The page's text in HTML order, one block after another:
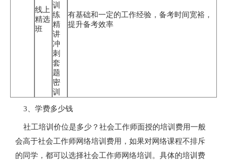
线上
精选
班
训
练
精
讲
冲
刺
套
题
密
训
有基础和一定的工作经验，备考时间宽裕，
提升备考效率
3、学费多少钱
社工培训价位是多少？社会工作师面授的培训费用一般
会高于社会工作师网络培训费用，如果对网络课程不排斥
的同学，都可以选择社会工作师网络培训。具体的培训费